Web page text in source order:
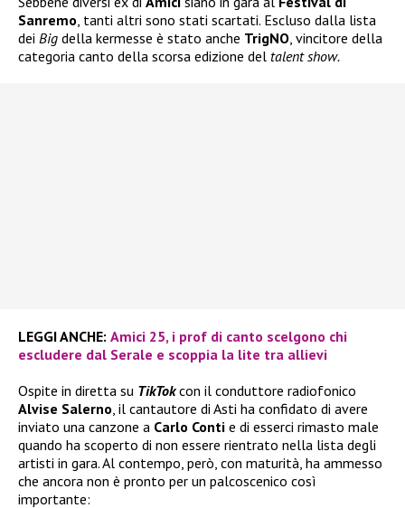
Sanremo, tanti altri sono stati scartati. Escluso dalla lista
dei Big della kermesse è stato anche TrigNO, vincitore della
categoria canto della scorsa edizione del talent show.
LEGGI ANCHE: Amici 25, i prof di canto scelgono chi
escludere dal Serale e scoppia la lite tra allievi
Ospite in diretta su TikTokcon il conduttore radiofonico
Alvise Salerno, il cantautore di Asti ha confidato di avere
inviato una canzone a Carlo Conti e di esserci rimasto male
quando ha scoperto di non essere rientrato nella lista degli
artisti in gara. Al contempo, però, con maturità, ha ammesso
che ancora non è pronto per un palcoscenico così
importante: